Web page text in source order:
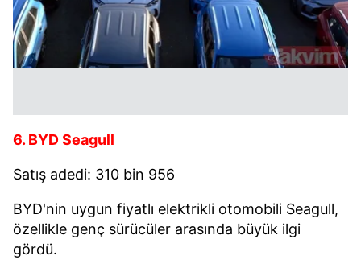
6. BYD Seagull
Satış adedi: 310 bin 956
BYD'nin uygun fiyatlı elektrikli otomobili Seagull,
özellikle genç sürücüler arasında büyük ilgi
gördü.